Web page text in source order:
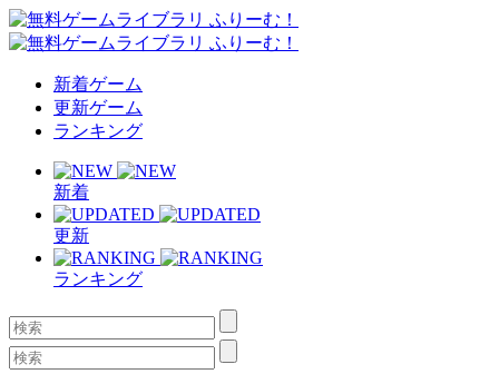
新着ゲーム
更新ゲーム
ランキング
新着
更新
ランキング